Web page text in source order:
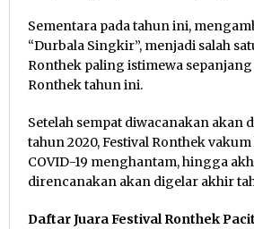
Sementara pada tahun ini,
“Durbala Singkir”, menjadi salah
Ronthek paling istimewa
Ronthek tahun ini.
Setelah sempat diwacanakan akan
tahun 2020, Festival Ronthek
COVID-19 menghantam, hingga
direncanakan akan digelar akhir
Daftar Juara Festival Ronthek